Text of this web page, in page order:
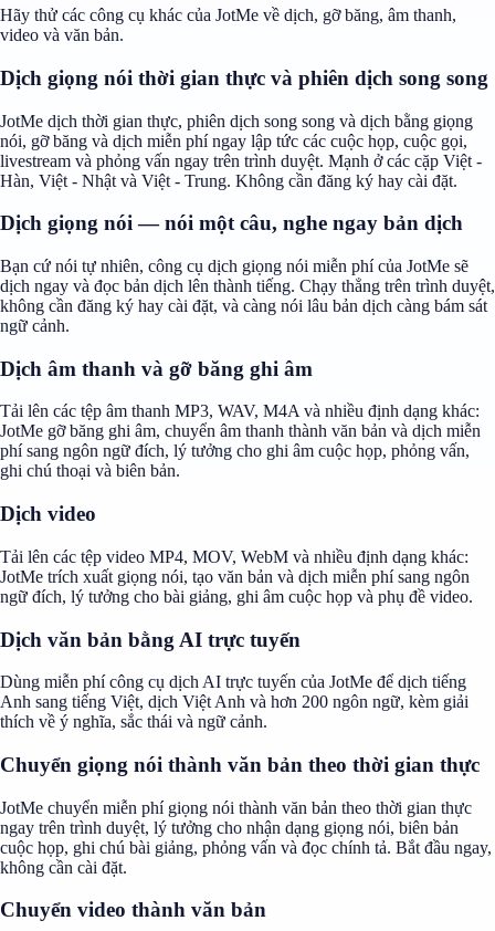
Hãy thử các công cụ khác của JotMe về dịch, gỡ băng, âm thanh,
video và văn bản.
Dịch giọng nói thời gian thực và phiên dịch song song
JotMe dịch thời gian thực, phiên dịch song song và dịch bằng giọng
nói, gỡ băng và dịch miễn phí ngay lập tức các cuộc họp, cuộc gọi,
livestream và phỏng vấn ngay trên trình duyệt. Mạnh ở các cặp Việt -
Hàn, Việt - Nhật và Việt - Trung. Không cần đăng ký hay cài đặt.
Dịch giọng nói — nói một câu, nghe ngay bản dịch
Bạn cứ nói tự nhiên, công cụ dịch giọng nói miễn phí của JotMe sẽ
dịch ngay và đọc bản dịch lên thành tiếng. Chạy thẳng trên trình duyệt,
không cần đăng ký hay cài đặt, và càng nói lâu bản dịch càng bám sát
ngữ cảnh.
Dịch âm thanh và gỡ băng ghi âm
Tải lên các tệp âm thanh MP3, WAV, M4A và nhiều định dạng khác:
JotMe gỡ băng ghi âm, chuyển âm thanh thành văn bản và dịch miễn
phí sang ngôn ngữ đích, lý tưởng cho ghi âm cuộc họp, phỏng vấn,
ghi chú thoại và biên bản.
Dịch video
Tải lên các tệp video MP4, MOV, WebM và nhiều định dạng khác:
JotMe trích xuất giọng nói, tạo văn bản và dịch miễn phí sang ngôn
ngữ đích, lý tưởng cho bài giảng, ghi âm cuộc họp và phụ đề video.
Dịch văn bản bằng AI trực tuyến
Dùng miễn phí công cụ dịch AI trực tuyến của JotMe để dịch tiếng
Anh sang tiếng Việt, dịch Việt Anh và hơn 200 ngôn ngữ, kèm giải
thích về ý nghĩa, sắc thái và ngữ cảnh.
Chuyển giọng nói thành văn bản theo thời gian thực
JotMe chuyển miễn phí giọng nói thành văn bản theo thời gian thực
ngay trên trình duyệt, lý tưởng cho nhận dạng giọng nói, biên bản
cuộc họp, ghi chú bài giảng, phỏng vấn và đọc chính tả. Bắt đầu ngay,
không cần cài đặt.
Chuyển video thành văn bản